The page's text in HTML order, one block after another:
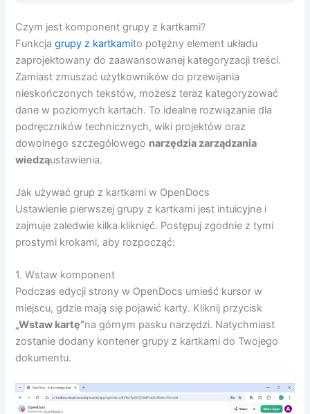
Czym jest komponent grupy z kartkami?
Funkcjagrupy z kartkamito potężny element układu
zaprojektowany do zaawansowanej kategoryzacji treści.
Zamiast zmuszać użytkowników do przewijania
nieskończonych tekstów, możesz teraz kategoryzować
dane w poziomych kartach. To idealne rozwiązanie dla
podręczników technicznych, wiki projektów oraz
dowolnego szczegółowego narzędzia zarządzania
wiedząustawienia.
Jak używać grup z kartkami w OpenDocs
Ustawienie pierwszej grupy z kartkami jest intuicyjne i
zajmuje zaledwie kilka kliknięć. Postępuj zgodnie z tymi
prostymi krokami, aby rozpocząć:
1. Wstaw komponent
Podczas edycji strony w OpenDocs umieść kursor w
miejscu, gdzie mają się pojawić karty. Kliknij przycisk
„Wstaw kartę”na górnym pasku narzędzi. Natychmiast
zostanie dodany kontener grupy z kartkami do Twojego
dokumentu.